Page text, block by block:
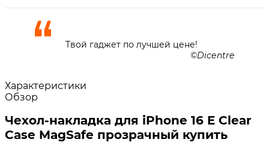
Твой гаджет по лучшей цене!
Dicentre
Характеристики
Обзор
Чехол-накладка для iPhone 16 E Clear
Case MagSafe прозрачный купить